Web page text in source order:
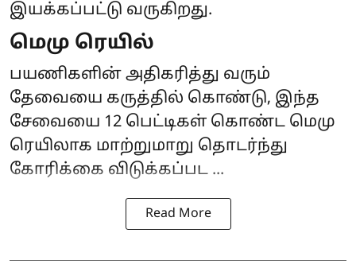
இயக்கப்பட்டு வருகிறது.
மெமு ரெயில்
பயணிகளின் அதிகரித்து வரும்
தேவையை கருத்தில் கொண்டு, இந்த
சேவையை 12 பெட்டிகள் கொண்ட மெமு
ரெயிலாக மாற்றுமாறு தொடர்ந்து
கோரிக்கை விடுக்கப்பட ...
Read More